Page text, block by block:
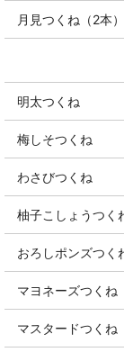
月見つくね（2本）
明太つくね
梅しそつくね
わさびつくね
柚子こしょうつく
おろしポンズつく
マヨネーズつくね
マスタードつくね